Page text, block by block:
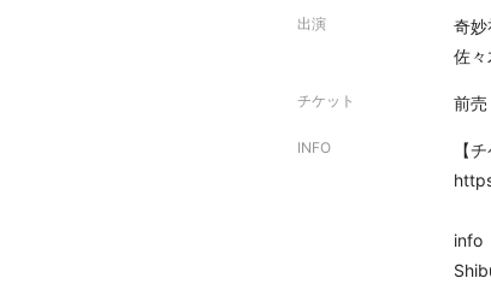
出演
奇妙
佐
チケット 前
INFO
【
info